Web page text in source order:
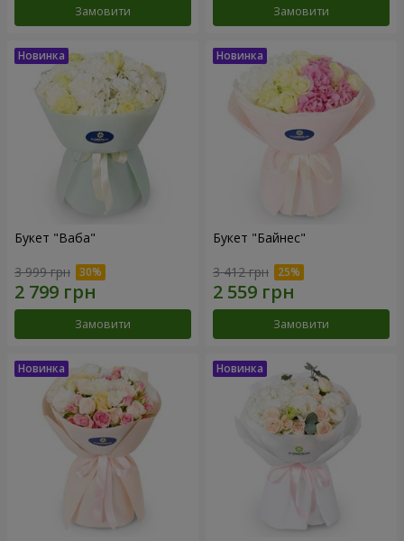
Замовити Замовити
Букет "Ваба"
3 999 грн
Замовити
Букет "Байнес"
3 412 грн
Замовити